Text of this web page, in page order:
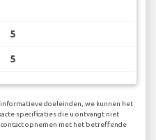
5
5
doeleinden, we kunnen het
specificaties die u ontvangt niet
opnemen met het betreffende